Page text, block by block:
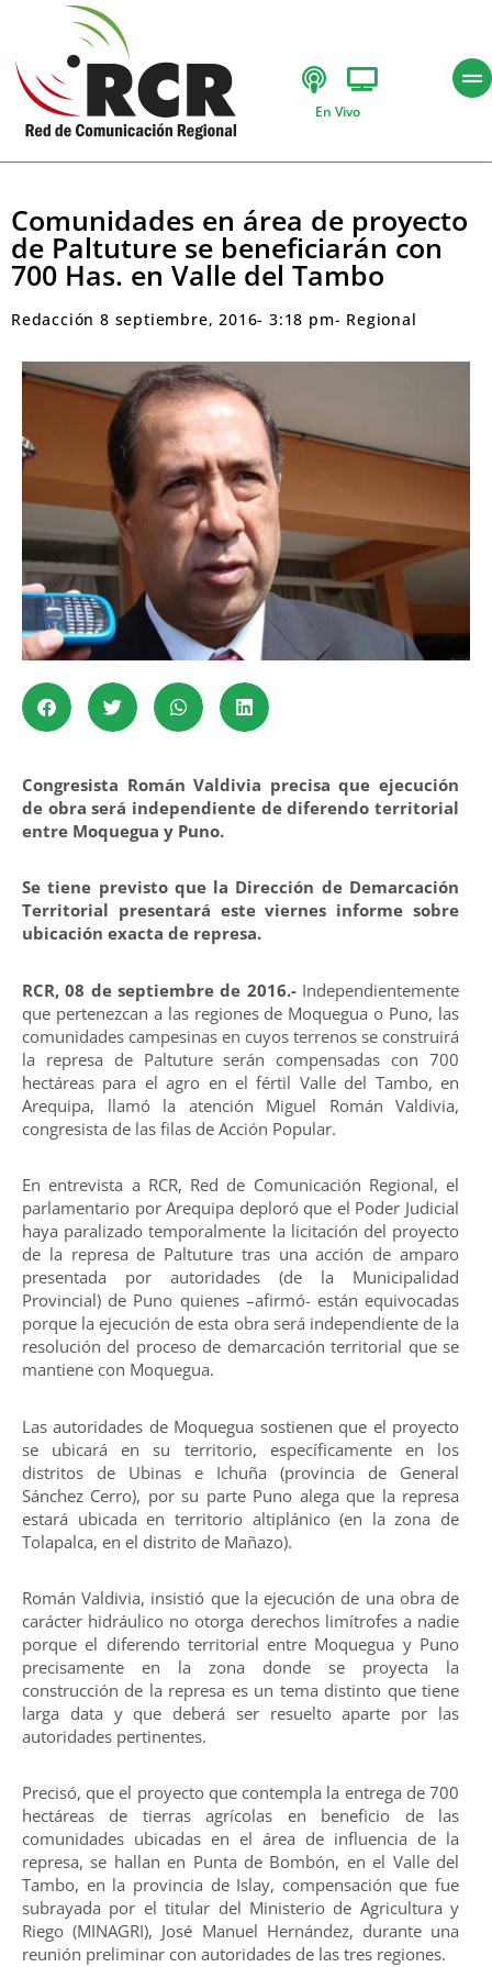
En Vivo
Comunidades en área de proyecto
de Paltuture se beneficiarán con
700 Has. en Valle del Tambo
Redacción 8 septiembre, 2016- 3:18 pm- Regional
Congresista Román Valdivia precisa que ejecución
de obra será independiente de diferendo territorial
entre Moquegua y Puno.
Se tiene previsto que la Dirección de Demarcación
Territorial presentará este viernes informe sobre
ubicación exacta de represa.
RCR, 08 de septiembre de 2016.-Independientemente
que pertenezcan a las regiones de Moquegua o Puno, las
comunidades campesinas en cuyos terrenos se construirá
la represa de Paltuture serán compensadas con 700
hectáreas para el agro en el fértil Valle del Tambo, en
Arequipa, llamó la atención Miguel Román Valdivia,
congresista de las filas de Acción Popular.
En entrevista a RCR, Red de Comunicación Regional, el
parlamentario por Arequipa deploró que el Poder Judicial
haya paralizado temporalmente la licitación del proyecto
de la represa de Paltuture tras una acción de amparo
presentada por autoridades (de la Municipalidad
Provincial) de Puno quienes –afirmó- están equivocadas
porque la ejecución de esta obra será independiente de la
resolución del proceso de demarcación territorial que se
mantiene con Moquegua.
Las autoridades de Moquegua sostienen que el proyecto
se ubicará en su territorio, específicamente en los
distritos de Ubinas e Ichuña (provincia de General
Sánchez Cerro), por su parte Puno alega que la represa
estará ubicada en territorio altiplánico (en la zona de
Tolapalca, en el distrito de Mañazo).
Román Valdivia, insistió que la ejecución de una obra de
carácter hidráulico no otorga derechos limítrofes a nadie
porque el diferendo territorial entre Moquegua y Puno
precisamente en la zona donde se proyecta la
construcción de la represa es un tema distinto que tiene
larga data y que deberá ser resuelto aparte por las
autoridades pertinentes.
Precisó, que el proyecto que contempla la entrega de 700
hectáreas de tierras agrícolas en beneficio de las
comunidades ubicadas en el área de influencia de la
represa, se hallan en Punta de Bombón, en el Valle del
Tambo, en la provincia de Islay, compensación que fue
subrayada por el titular del Ministerio de Agricultura y
Riego (MINAGRI), José Manuel Hernández, durante una
reunión preliminar con autoridades de las tres regiones.